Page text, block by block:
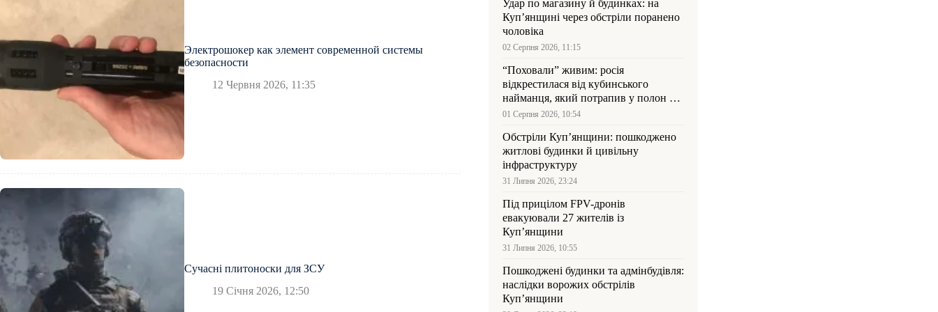
Электрошокер как элемент современной системы
безопасности
12 Червня 2026, 11:35
Сучасні плитоноски для ЗСУ
19 Січня 2026, 12:50
Удар по магазину й будинках: на
Куп’янщині через обстріли поранено
чоловіка
02 Серпня 2026, 11:15
“Поховали” живим: росія
відкрестилася від кубинського
найманця, який потрапив у полон на
Куп’янщині
01 Серпня 2026, 10:54
Обстріли Куп’янщини: пошкоджено
житлові будинки й цивільну
інфраструктуру
31 Липня 2026, 23:24
Під прицілом FPV-дронів
евакуювали 27 жителів із
Куп’янщини
31 Липня 2026, 10:55
Пошкоджені будинки та адмінбудівля:
наслідки ворожих обстрілів
Куп’янщини